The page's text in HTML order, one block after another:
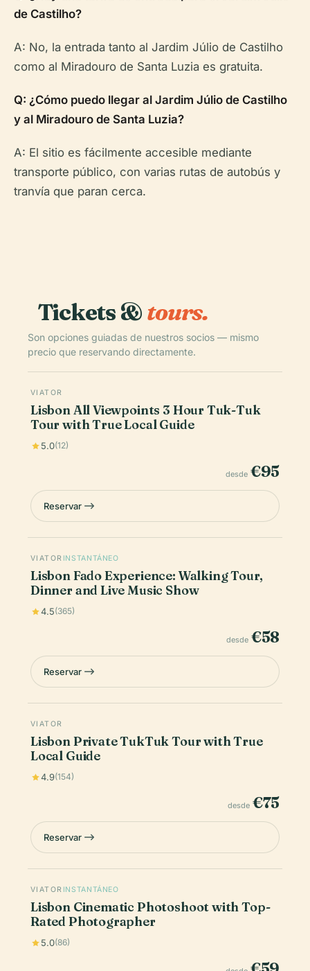
de Castilho?
A: No, la entrada tanto al Jardim Júlio de Castilho
como al Miradouro de Santa Luzia es gratuita.
Q: ¿Cómo puedo llegar al Jardim Júlio de Castilho
y al Miradouro de Santa Luzia?
A: El sitio es fácilmente accesible mediante
transporte público, con varias rutas de autobús y
tranvía que paran cerca.
Tickets &tours.
Son opciones guiadas de nuestros socios — mismo
precio que reservando directamente.
VIATOR
Lisbon All Viewpoints 3 Hour Tuk-Tuk
Tour with True Local Guide
5.0(12)
desde €95
Reservar
VIATOR INSTANTÁNEO
Lisbon Fado Experience: Walking Tour,
Dinner and Live Music Show
4.5(365)
desde €58
Reservar
VIATOR
Lisbon Private TukTuk Tour with True
Local Guide
4.9(154)
desde €75
Reservar
VIATOR INSTANTÁNEO
Lisbon Cinematic Photoshoot with Top-
Rated Photographer
5.0(86)